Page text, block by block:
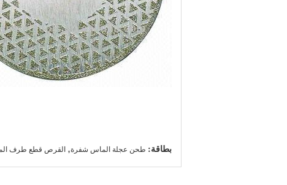
بطاقة: طحن عجلة الماس شفرة, القرص قطع طرف